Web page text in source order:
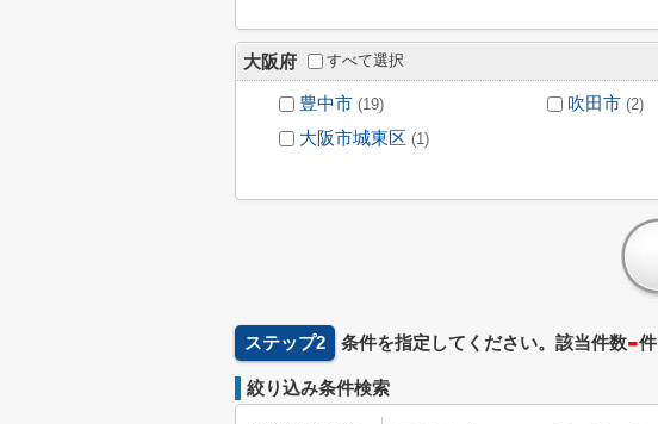
大阪府 すべて選択
豊中市 (19) 吹田市 (2)
大阪市城東区 (1)
ステップ2 条件を指定してください。該当件数-件
絞り込み条件検索